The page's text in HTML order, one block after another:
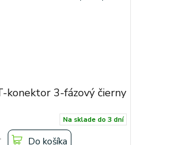
konektor 3-fázový čierny
Na sklade do 3 dní
Do košíka